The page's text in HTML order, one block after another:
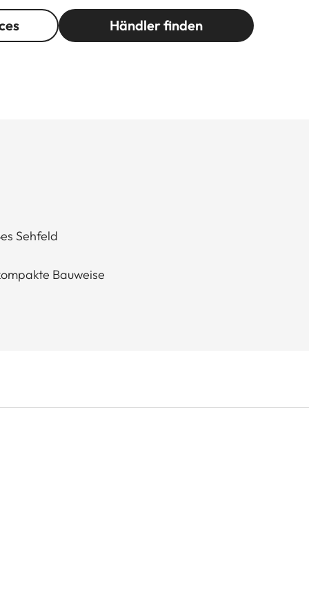
Händler finden
Sehfeld
Bauweise